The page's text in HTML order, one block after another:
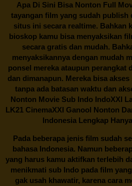
Apa Di Sini Bisa Nonton Full
tayangan film yang sudah publish
situs ini secara realtime. Bahkan
bioskop kamu bisa menyaksikan
secara gratis dan mudah.
menyaksikannya dengan mudah
ponsel mereka ataupun perangkat
dan dimanapun. Mereka bisa
tanpa ada batasan waktu dan
Nonton Movie Sub Indo IndoXXI
LK21 CinemaXXI Ganool Nonton
Indonesia Lengkap
Pada beberapa jenis film sudah
bahasa Indonesia. Namun
yang harus kamu aktifkan terlebih
menikmati sub Indo pada film
gak usah khawatir, karena cara